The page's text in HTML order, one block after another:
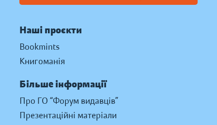
Наші проєкти
Bookmints
Книгоманія
Більше інформації
Про ГО “Форум видавців”
Презентаційні матеріали